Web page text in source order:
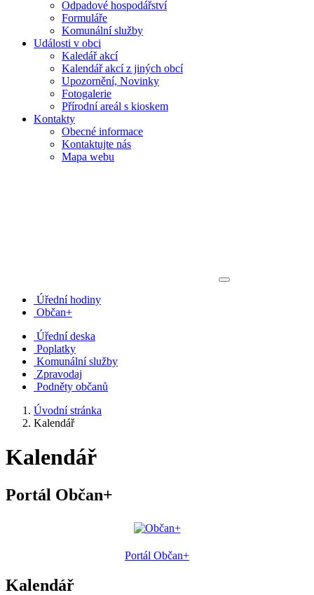
Odpadové hospodářství
Formuláře
Komunální služby
Události v obci
Kaledář akcí
Kalendář akcí z jiných obcí
Upozornění, Novinky
Fotogalerie
Přírodní areál s kioskem
Kontakty
Obecné informace
Kontaktujte nás
Mapa webu
Úřední hodiny
Občan+
Úřední deska
Poplatky
Komunální služby
Zpravodaj
Podněty občanů
Úvodní stránka
Kalendář
Kalendář
Portál Občan+
Portál Občan+
Kalendář